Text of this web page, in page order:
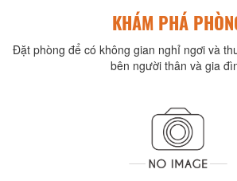
KHÁM PHÁ
Đặt phòng để có không gian nghỉ ngơi và
bên người thân và gia